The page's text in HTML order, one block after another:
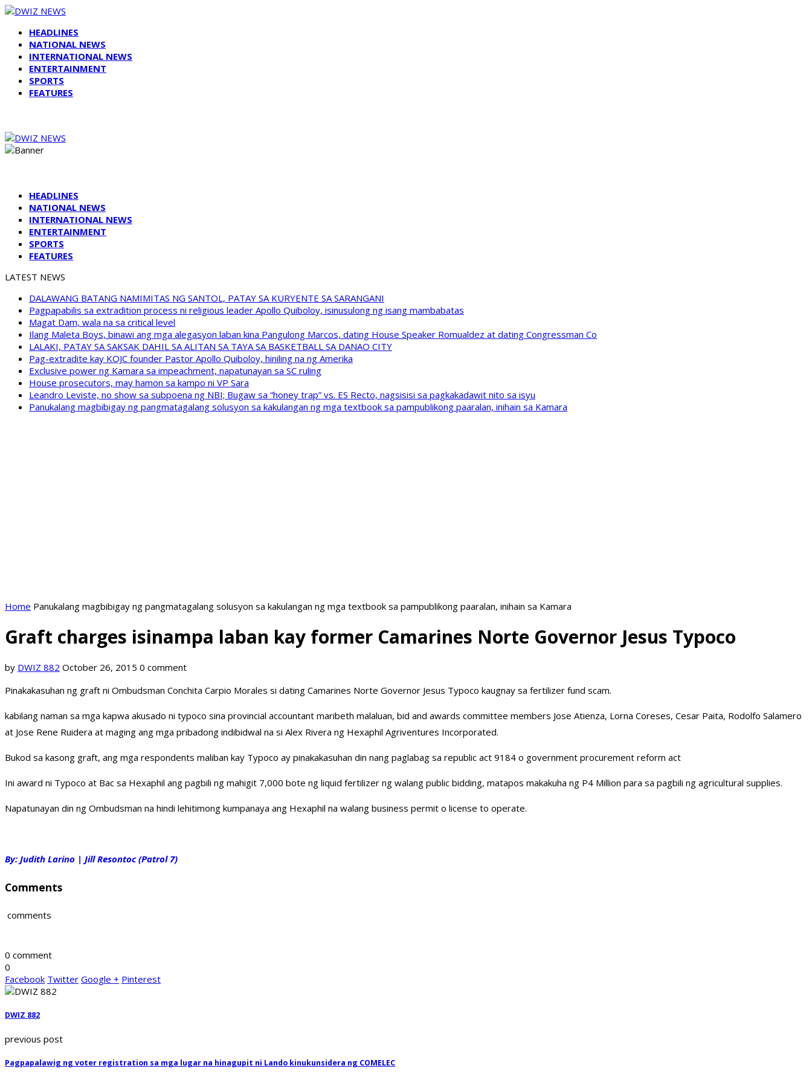
HEADLINES
NATIONAL NEWS
INTERNATIONAL NEWS
ENTERTAINMENT
SPORTS
FEATURES
HEADLINES
NATIONAL NEWS
INTERNATIONAL NEWS
ENTERTAINMENT
SPORTS
FEATURES
LATEST NEWS
DALAWANG BATANG NAMIMITAS NG SANTOL, PATAY SA KURYENTE SA SARANGANI
Pagpapabilis sa extradition process ni religious leader Apollo Quiboloy, isinusulong ng isang mambabatas
Magat Dam, wala na sa critical level
Ilang Maleta Boys, binawi ang mga alegasyon laban kina Pangulong Marcos, dating House Speaker Romualdez at dating Congressman Co
LALAKI, PATAY SA SAKSAK DAHIL SA ALITAN SA TAYA SA BASKETBALL SA DANAO CITY
Pag-extradite kay KOJC founder Pastor Apollo Quiboloy, hiniling na ng Amerika
Exclusive power ng Kamara sa impeachment, napatunayan sa SC ruling
House prosecutors, may hamon sa kampo ni VP Sara
Leandro Leviste, no show sa subpoena ng NBI; Bugaw sa “honey trap” vs. ES Recto, nagsisisi sa pagkakadawit nito sa isyu
Panukalang magbibigay ng pangmatagalang solusyon sa kakulangan ng mga textbook sa pampublikong paaralan, inihain sa Kamara
Home Panukalang magbibigay ng pangmatagalang solusyon sa kakulangan ng mga textbook sa pampublikong paaralan, inihain sa Kamara
Graft charges isinampa laban kay former Camarines Norte Governor Jesus Typoco
by DWIZ 882 October 26, 2015 0 comment
Pinakakasuhan ng graft ni Ombudsman Conchita Carpio Morales si dating Camarines Norte Governor Jesus Typoco kaugnay sa fertilizer fund scam.
kabilang naman sa mga kapwa akusado ni typoco sina provincial accountant maribeth malaluan, bid and awards committee members Jose Atienza, Lorna Coreses, Cesar Paita, Rodolfo Salamero
at Jose Rene Ruidera at maging ang mga pribadong indibidwal na si Alex Rivera ng Hexaphil Agriventures Incorporated.
Bukod sa kasong graft, ang mga respondents maliban kay Typoco ay pinakakasuhan din nang paglabag sa republic act 9184 o government procurement reform act
Ini award ni Typoco at Bac sa Hexaphil ang pagbili ng mahigit 7,000 bote ng liquid fertilizer ng walang public bidding, matapos makakuha ng P4 Million para sa pagbili ng agricultural supplies.
Napatunayan din ng Ombudsman na hindi lehitimong kumpanaya ang Hexaphil na walang business permit o license to operate.
By: Judith Larino | Jill Resontoc (Patrol 7)
Comments
comments
0 comment
0
Facebook Twitter Google + Pinterest
DWIZ 882
previous post
Pagpapalawig ng voter registration sa mga lugar na hinagupit ni Lando kinukunsidera ng COMELEC